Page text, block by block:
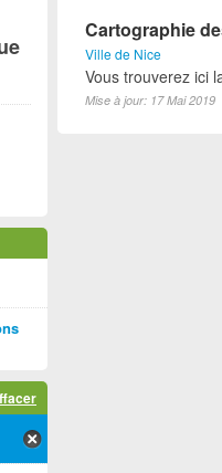
Cartographie
Ville de Nice
Vous trouverez ici
Mise à jour: 17 Mai 2019